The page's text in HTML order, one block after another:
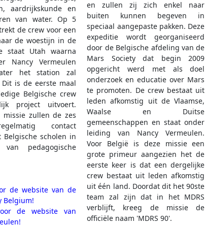
aardrijkskunde en
van water. Op 5
de crew voor een
de woestijn in de
staat Utah waarna
Nancy Vermeulen
het station zal
Dit is de eerste maal
Belgische crew
project uitvoert.
missie zullen de zes
contact
Belgische scholen in
pedagogische
de website van de
Belgium!
de website van
en zullen zij zich enkel naar
buiten kunnen begeven in
speciaal aangepaste pakken. Deze
expeditie wordt georganiseerd
door de Belgische afdeling van de
Mars Society dat begin 2009
opgericht werd met als doel
onderzoek en educatie over Mars
te promoten. De crew bestaat uit
leden afkomstig uit de Vlaamse,
Waalse en Duitse
gemeenschappen en staat onder
leiding van Nancy Vermeulen.
Voor België is deze missie een
grote primeur aangezien het de
eerste keer is dat een dergelijke
crew bestaat uit leden afkomstig
uit één land. Doordat dit het 90ste
team zal zijn dat in het MDRS
verblijft, kreeg de missie de
officiële naam 'MDRS 90'.